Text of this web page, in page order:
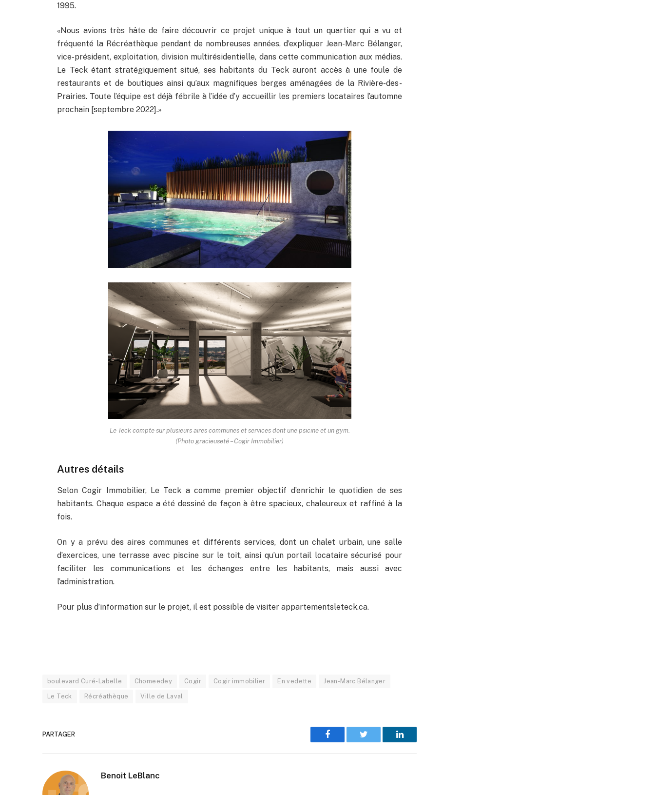
1995.
«Nous avions très hâte de faire découvrir ce projet unique à tout un quartier qui a vu et
fréquenté la Récréathèque pendant de nombreuses années, d’expliquer Jean-Marc Bélanger,
vice-président, exploitation, division multirésidentielle, dans cette communication aux médias.
Le Teck étant stratégiquement situé, ses habitants du Teck auront accès à une foule de
restaurants et de boutiques ainsi qu’aux magnifiques berges aménagées de la Rivière-des-
Prairies. Toute l’équipe est déjà fébrile à l’idée d’y accueillir les premiers locataires l’automne
prochain [septembre 2022].»
Le Teck compte sur plusieurs aires communes et services dont une psicine et un gym.
(Photo gracieuseté – Cogir Immobilier)
Autres détails
Selon Cogir Immobilier, Le Teck a comme premier objectif d’enrichir le quotidien de ses
habitants. Chaque espace a été dessiné de façon à être spacieux, chaleureux et raffiné à la
fois.
On y a prévu des aires communes et différents services, dont un chalet urbain, une salle
d’exercices, une terrasse avec piscine sur le toit, ainsi qu’un portail locataire sécurisé pour
faciliter les communications et les échanges entre les habitants, mais aussi avec
l’administration.
Pour plus d’information sur le projet, il est possible de visiter appartementsleteck.ca.
boulevard Curé-Labelle Chomeedey Cogir Cogir immobilier En vedette Jean-Marc Bélanger
Le Teck Récréathèque Ville de Laval
PARTAGER
Facebook Twitter LinkedIn
Benoit LeBlanc